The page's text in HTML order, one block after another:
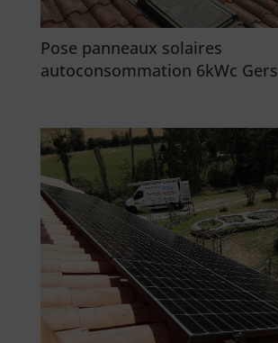
Pose panneaux solaires
autoconsommation 6kWc Gers